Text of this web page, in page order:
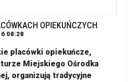
OPIEKUŃCZYCH
08:28
placówki opiekuńcze,
Miejskiego Ośrodka
organizują tradycyjne